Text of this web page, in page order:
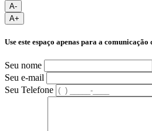
A-
A+
Use este espaço apenas para a comunicação
Seu nome
Seu e-mail
Seu Telefone